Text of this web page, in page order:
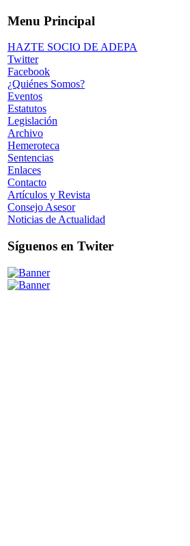
Menu Principal
HAZTE SOCIO DE ADEPA
Twitter
Facebook
¿Quiénes Somos?
Eventos
Estatutos
Legislación
Archivo
Hemeroteca
Sentencias
Enlaces
Contacto
Artículos y Revista
Consejo Asesor
Noticias de Actualidad
Síguenos en Twiter